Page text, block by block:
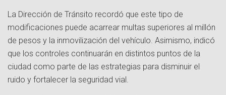
La Dirección de Tránsito recordó que este tipo de
modificaciones puede acarrear multas superiores al millón
de pesos y la inmovilización del vehículo. Asimismo, indicó
que los controles continuarán en distintos puntos de la
ciudad como parte de las estrategias para disminuir el
ruido y fortalecer la seguridad vial.